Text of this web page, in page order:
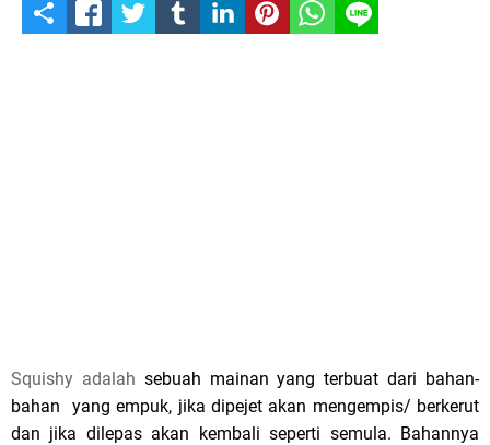
S
p
Squishy adalah sebuah mainan yang terbuat dari bahan-
bahan yang empuk, jika dipejet akan mengempis/ berkerut
dan jika dilepas akan kembali seperti semula. Bahannya